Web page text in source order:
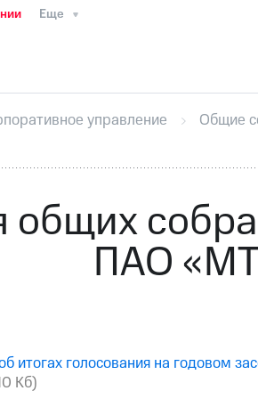
Еще
ИнтервьюФинансовая
секретарьРаскрытие
кабинет акционера
выкупа акций
управление
Общие
общих
ПАО
итогах голосования на годовом
Кб)